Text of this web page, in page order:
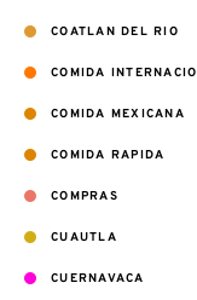
COATLAN DEL RIO
COMIDA
COMIDA MEXICANA
COMIDA RAPIDA
COMPRAS
CUAUTLA
CUERNAVACA